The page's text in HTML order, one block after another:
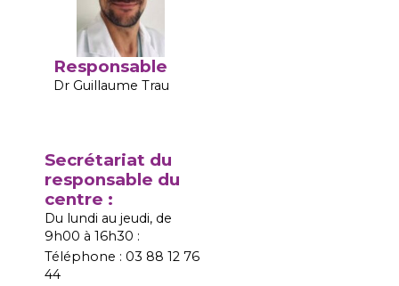
Responsable
Dr Guillaume Trau
Secrétariat du
responsable du
centre :
Du lundi au jeudi, de
9h00 à 16h30 :
Téléphone : 03 88 12 76
44